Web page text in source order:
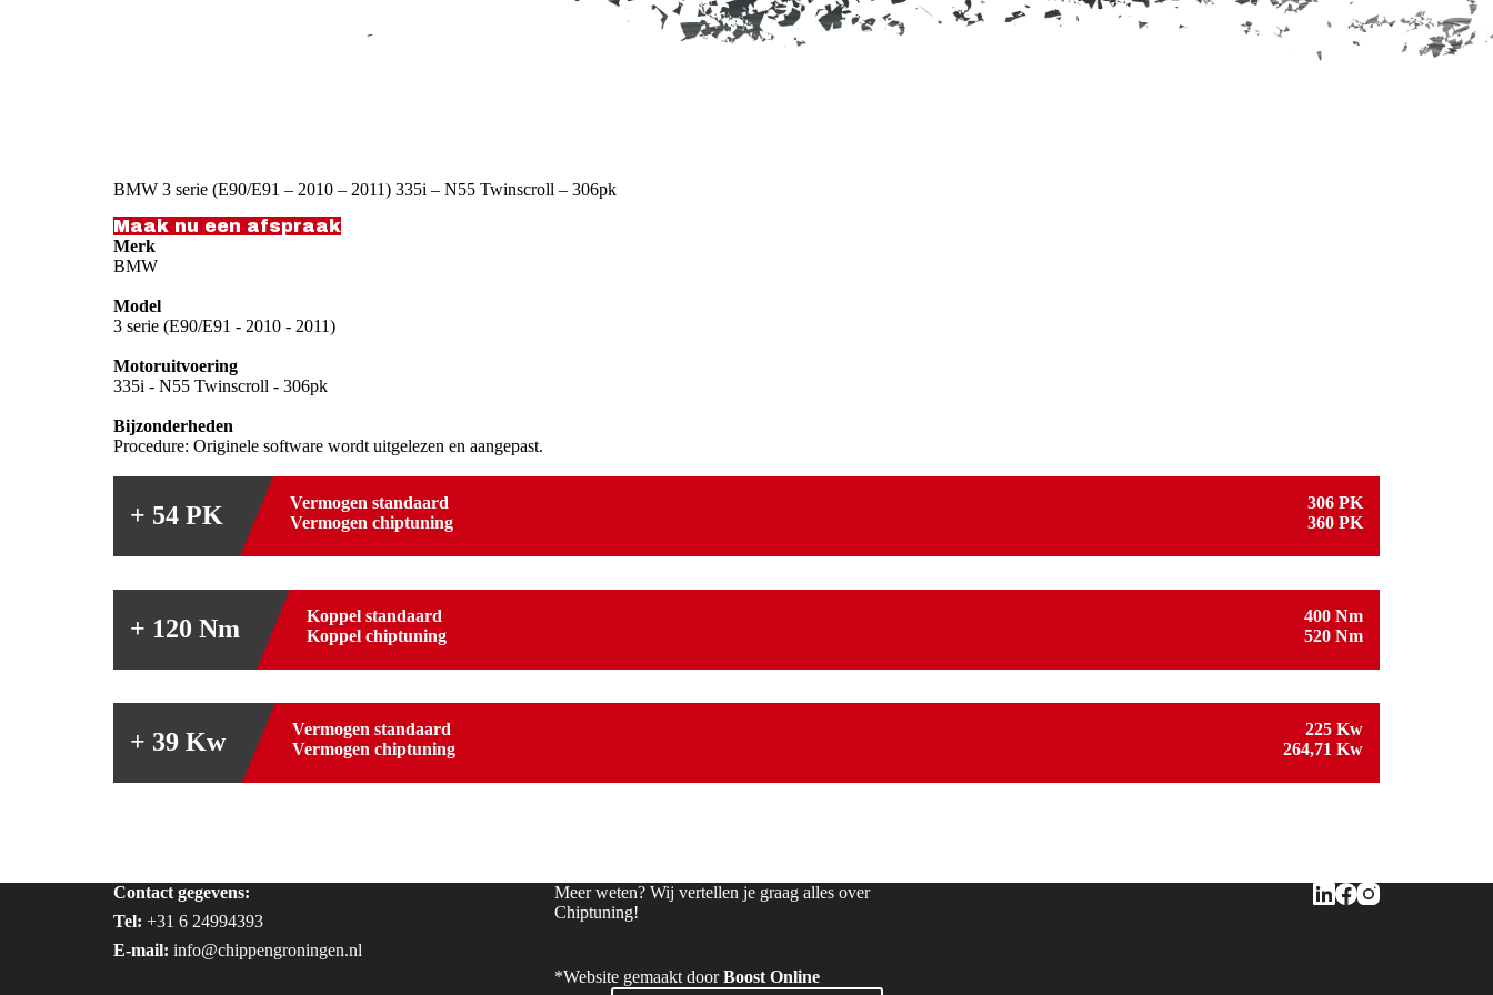
BMW 3 serie (E90/E91 – 2010 – 2011) 335i – N55 Twinscroll – 306pk
Maak nu een afspraak
Merk
BMW
Model
3 serie (E90/E91 - 2010 - 2011)
Motoruitvoering
335i - N55 Twinscroll - 306pk
Bijzonderheden
Procedure: Originele software wordt uitgelezen en aangepast.
+ 54 PK Vermogen standaard
306 PK
Vermogen chiptuning
360 PK
+ 120 Nm Koppel standaard
400 Nm
Koppel chiptuning
520 Nm
+ 39 Kw Vermogen standaard
225 Kw
Vermogen chiptuning
264,71 Kw
Contact gegevens:
Tel: +31 6 24994393
E-mail: info@chippengroningen.nl
Meer weten? Wij vertellen je graag alles over
Chiptuning!
*Website gemaakt doorBoost Online